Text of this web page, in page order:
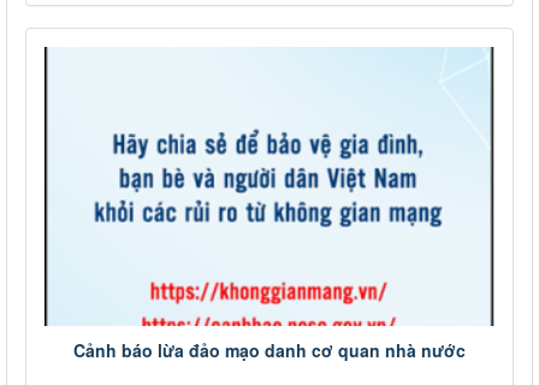
Cảnh báo lừa đảo mạo danh cơ quan nhà nước